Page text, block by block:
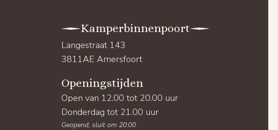
Kamperbinnenpoort
Langestraat 143
3811AE Amersfoort
Openingstijden
Open van 12.00 tot 20.00 uur
Donderdag tot 21.00 uur
Geopend, sluit om 20:00